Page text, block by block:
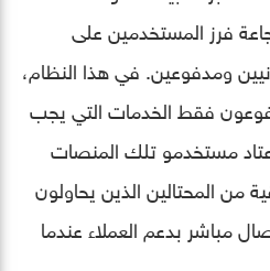
فرز المستخدمين على
ومدفوعين. في هذا النظام،
فقط الخدمات التي يجب
مستخدمو تلك المنصات
من المحتالين الذين يحاولون
مباشر بدعم العملاء عندما